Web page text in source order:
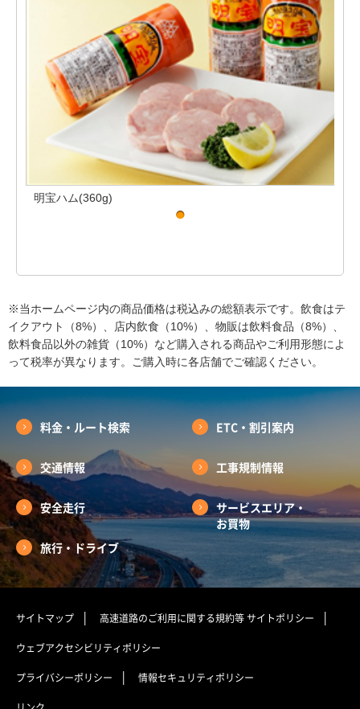
明宝ハム(360g)
※当ホームページ内の商品価格は税込みの総額表示です。飲食はテ
イクアウト（8%）、店内飲食（10%）、物販は飲料食品（8%）、
飲料食品以外の雑貨（10%）など購入される商品やご利用形態によ
って税率が異なります。ご購入時に各店舗でご確認ください。
料金・ルート検索 ETC・割引案内
交通情報 工事規制情報
安全走行
サービスエリア・
お買物
旅行・ドライブ
サイトマップ 高速道路のご利用に関する規約等サイトポリシー
ウェブアクセシビリティポリシー
プライバシーポリシー 情報セキュリティポリシー